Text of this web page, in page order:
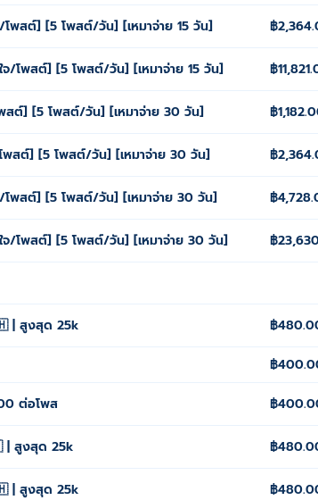
พสต์] [5 โพสต์/วัน] [เหมาจ่าย 15 วัน] ฿
โพสต์] [5 โพสต์/วัน] [เหมาจ่าย 15 วัน] ฿
ต์] [5 โพสต์/วัน] [เหมาจ่าย 30 วัน] ฿
สต์] [5 โพสต์/วัน] [เหมาจ่าย 30 วัน] ฿
พสต์] [5 โพสต์/วัน] [เหมาจ่าย 30 วัน] ฿
/โพสต์] [5 โพสต์/วัน] [เหมาจ่าย 30 วัน] ฿
| สูงสุด 25k ฿
฿
ต่อโพส ฿
| สูงสุด 25k ฿
| สูงสุด 25k ฿